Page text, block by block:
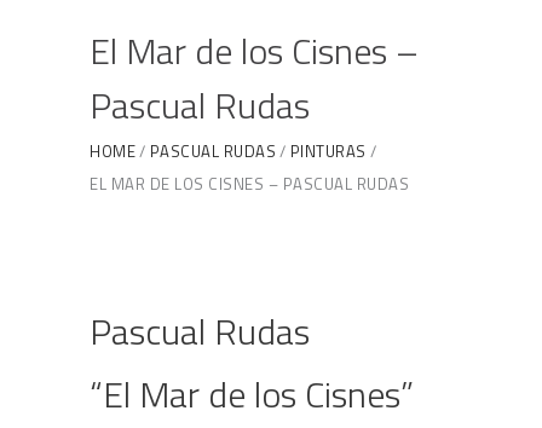
El Mar de los Cisnes –
Pascual Rudas
HOME PASCUAL RUDAS
PINTURAS
EL MAR DE LOS CISNES – PASCUAL RUDAS
Pascual Rudas
“El Mar de los Cisnes”